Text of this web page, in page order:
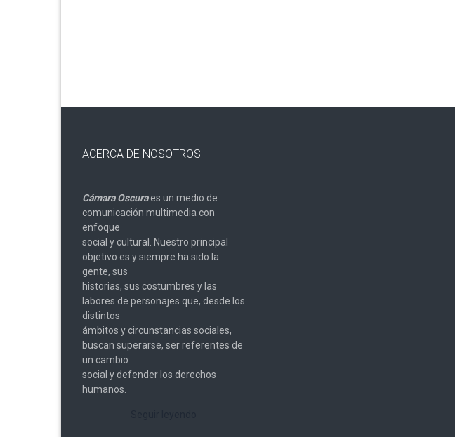
ACERCA DE NOSOTROS
Cámara Oscuraes un medio de
comunicación multimedia con
enfoque
social y cultural. Nuestro principal
objetivo es y siempre ha sido la
gente, sus
historias, sus costumbres y las
labores de personajes que, desde los
distintos
ámbitos y circunstancias sociales,
buscan superarse, ser referentes de
un cambio
social y defender los derechos
humanos.